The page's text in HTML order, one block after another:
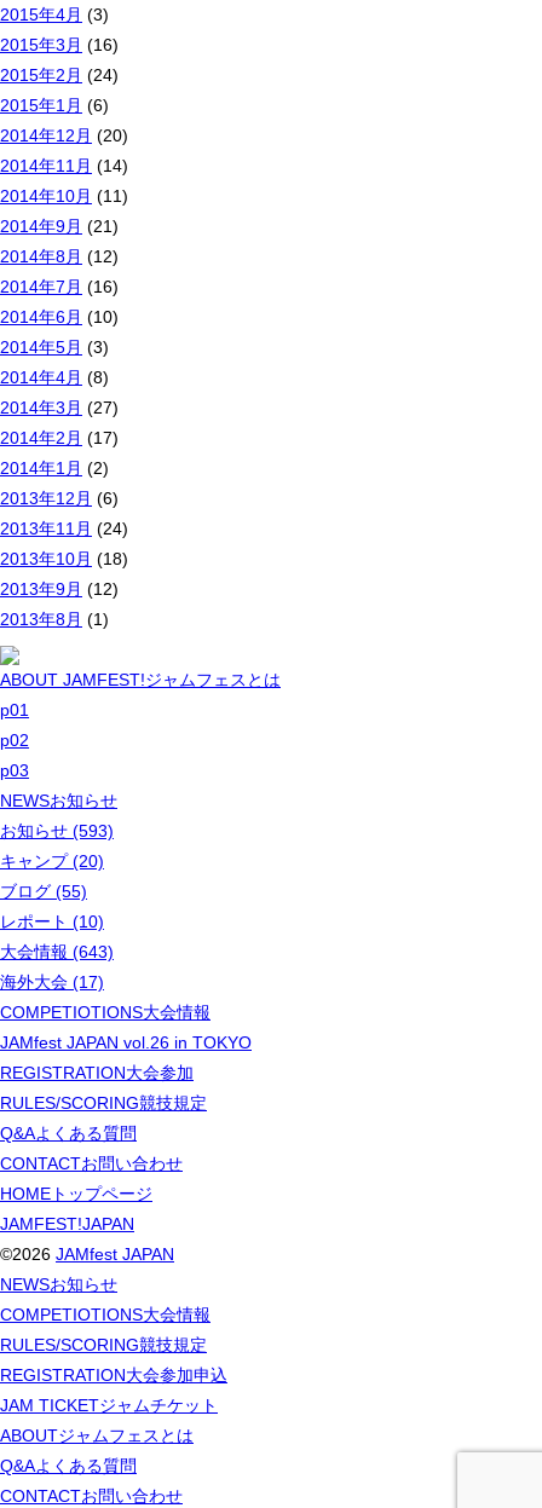
2015年4月 (3)
2015年3月 (16)
2015年2月 (24)
2015年1月 (6)
2014年12月 (20)
2014年11月 (14)
2014年10月 (11)
2014年9月 (21)
2014年8月 (12)
2014年7月 (16)
2014年6月 (10)
2014年5月 (3)
2014年4月 (8)
2014年3月 (27)
2014年2月 (17)
2014年1月 (2)
2013年12月 (6)
2013年11月 (24)
2013年10月 (18)
2013年9月 (12)
2013年8月 (1)
ABOUT JAMFEST!ジャムフェスとは
p01
p02
p03
NEWSお知らせ
お知らせ (593)
キャンプ (20)
ブログ (55)
レポート (10)
大会情報 (643)
海外大会 (17)
COMPETIOTIONS大会情報
JAMfest JAPAN vol.26 in TOKYO
REGISTRATION大会参加
RULES/SCORING競技規定
Q&Aよくある質問
CONTACTお問い合わせ
HOME トップページ
JAMFEST!JAPAN
©2026 JAMfest JAPAN
NEWSお知らせ
COMPETIOTIONS大会情報
RULES/SCORING競技規定
REGISTRATION大会参加申込
JAM TICKETジャムチケット
ABOUTジャムフェスとは
Q&Aよくある質問
CONTACTお問い合わせ